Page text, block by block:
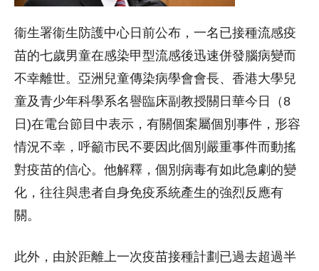
衞生署衞生防護中心日前公布，一名已接種流感疫
苗的七歲男童在感染甲型流感後迅速併發腦病變而
不幸離世。亞洲兒童傳染病學會會長、香港大學兒
童及青少年科學系名譽臨床副教授關日華今日（8
日)在電台節目中表示，有關個案屬個別事件，形容
情況不幸，呼籲市民不要因此個別嚴重事件而動搖
對疫苗的信心。他解釋，個別病毒有如此急劇的變
化，往往與患者自身免疫系統產生的強烈反應有
關。
此外，由於距離上一次疫苗接種計劃已過去超過半